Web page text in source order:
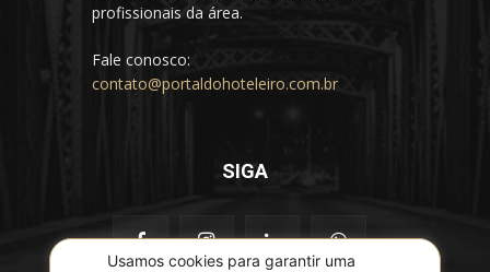
Usamos cookies para garantir uma
profissionais da área.
Fale conosco:
contato@portaldohoteleiro.com.br
SIGA